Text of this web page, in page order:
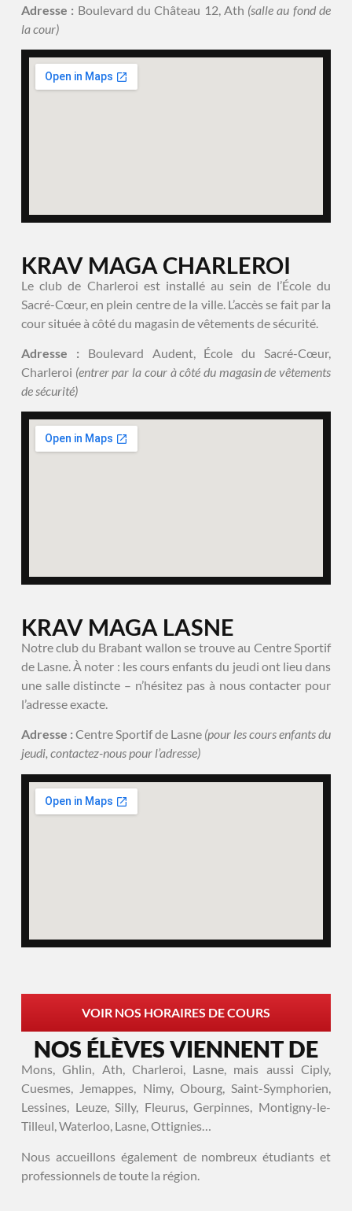
Adresse : Boulevard du Château 12, Ath (salle au fond de
la cour)
KRAV MAGA CHARLEROI
Le club de Charleroi est installé au sein de l’École du
Sacré-Cœur, en plein centre de la ville. L’accès se fait par la
cour située à côté du magasin de vêtements de sécurité.
Adresse : Boulevard Audent, École du Sacré-Cœur,
Charleroi (entrer par la cour à côté du magasin de vêtements
de sécurité)
KRAV MAGA LASNE
Notre club du Brabant wallon se trouve au Centre Sportif
de Lasne. À noter : les cours enfants du jeudi ont lieu dans
une salle distincte – n’hésitez pas à nous contacter pour
l’adresse exacte.
Adresse : Centre Sportif de Lasne (pour les cours enfants du
jeudi, contactez-nous pour l’adresse)
VOIR NOS HORAIRES DE COURS
NOS ÉLÈVES VIENNENT DE
Mons, Ghlin, Ath, Charleroi, Lasne, mais aussi Ciply,
Cuesmes, Jemappes, Nimy, Obourg, Saint-Symphorien,
Lessines, Leuze, Silly, Fleurus, Gerpinnes, Montigny-le-
Tilleul, Waterloo, Lasne, Ottignies…
Nous accueillons également de nombreux étudiants et
professionnels de toute la région.